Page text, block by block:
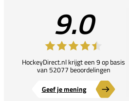
9.0
HockeyDirect.nl krijgt een 9 op basis
van 52077 beoordelingen
Geef je mening